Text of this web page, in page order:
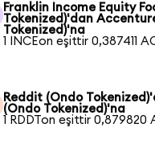
Franklin Income Equity
Tokenized)'dan
Tokenized)'na
1 INCEon eşittir 0,387411
Reddit (Ondo
(Ondo Tokenized)'na
1 RDDTon eşittir 0,879820